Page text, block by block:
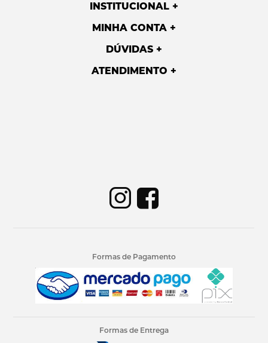
INSTITUCIONAL
MINHA CONTA
DÚVIDAS
ATENDIMENTO
Formas de Pagamento
Formas de Entrega